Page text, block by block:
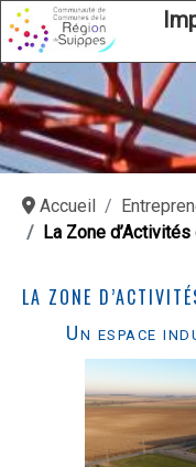
Accueil
La Zone
LA ZONE
Un espace